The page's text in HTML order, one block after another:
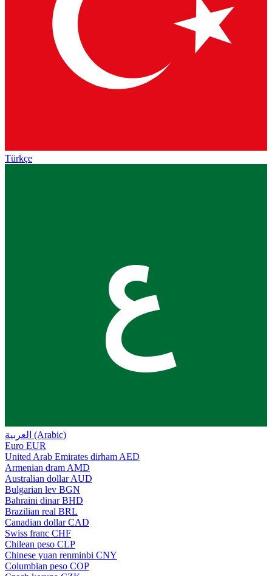
Türkçe
ع
العربية (Arabic)
Euro EUR
United Arab Emirates dirham AED
Armenian dram AMD
Australian dollar AUD
Bulgarian lev BGN
Bahraini dinar BHD
Brazilian real BRL
Canadian dollar CAD
Swiss franc CHF
Chilean peso CLP
Chinese yuan renminbi CNY
Columbian peso COP